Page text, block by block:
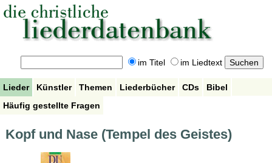
im Titel im Liedtext
Lieder Künstler Themen Liederbücher CDs
Bibel
Häufig gestellte Fragen
Kopf und Nase (Tempel des Geistes)